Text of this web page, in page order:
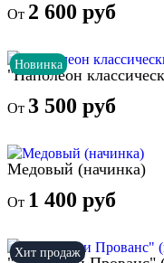
От 2 600 руб
Новинка
"Наполеон
От 3 500 руб
Медовый (начинка)
От 1 400 руб
Хит продаж